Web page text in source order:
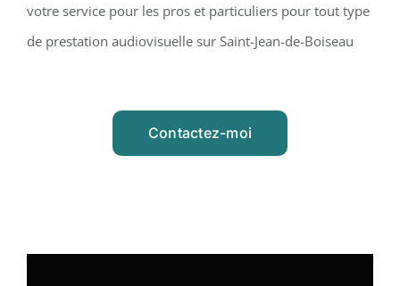
votre service pour les pros et particuliers pour tout type
de prestation audiovisuelle sur Saint-Jean-de-Boiseau
Contactez-moi